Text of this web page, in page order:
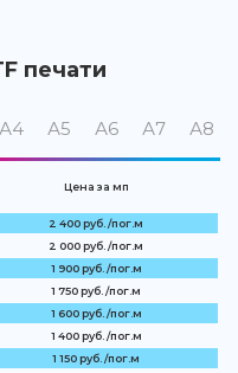
печати
А4 А5 А6 А7 А8
Цена за мп
2 400 руб. /пог.м
2 000 руб. /пог.м
1 900 руб. /пог.м
1 750 руб. /пог.м
1 600 руб. /пог.м
1 400 руб. /пог.м
1 150 руб. /пог.м